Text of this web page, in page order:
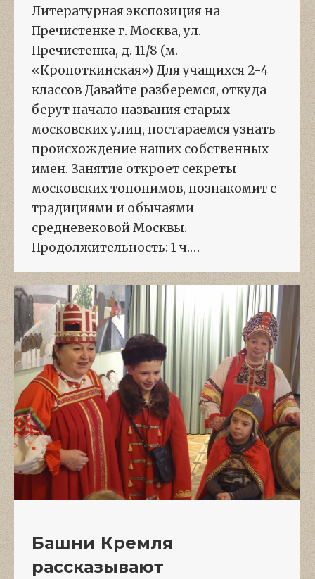
Литературная экспозиция на
Пречистенке г. Москва, ул.
Пречистенка, д. 11/8 (м.
«Кропоткинская») Для учащихся 2-4
классов Давайте разберемся, откуда
берут начало названия старых
московских улиц, постараемся узнать
происхождение наших собственных
имен. Занятие откроет секреты
московских топонимов, познакомит с
традициями и обычаями
средневековой Москвы.
Продолжительность: 1 ч.…
Башни Кремля
рассказывают